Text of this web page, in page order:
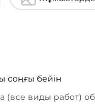
соңғы бейін
(все виды работ)